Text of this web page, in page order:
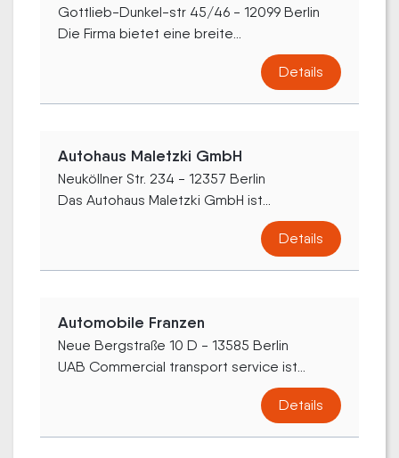
Gottlieb-Dunkel-str 45/46 - 12099 Berlin
Die Firma bietet eine breite...
Details
Autohaus Maletzki GmbH
Neuköllner Str. 234 - 12357 Berlin
Das Autohaus Maletzki GmbH ist...
Details
Automobile Franzen
Neue Bergstraße 10 D - 13585 Berlin
UAB Commercial transport service ist...
Details